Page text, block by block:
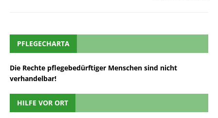
PFLEGECHARTA
Die Rechte pflegebedürftiger Menschen sind nicht
verhandelbar!
HILFE VOR ORT